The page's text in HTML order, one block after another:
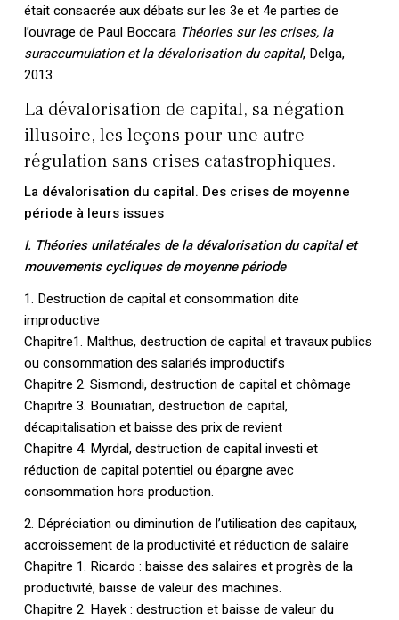
était consacrée aux débats sur les 3e et 4e parties de
l’ouvrage de Paul Boccara Théories sur les crises, la
suraccumulation et la dévalorisation du capital, Delga,
2013.
La dévalorisation de capital, sa négation
illusoire, les leçons pour une autre
régulation sans crises catastrophiques.
La dévalorisation du capital. Des crises de moyenne
période à leurs issues
I. Théories unilatérales de la dévalorisation du capital et
mouvements cycliques de moyenne période
1. Destruction de capital et consommation dite
improductive
Chapitre1. Malthus, destruction de capital et travaux publics
ou consommation des salariés improductifs
Chapitre 2. Sismondi, destruction de capital et chômage
Chapitre 3. Bouniatian, destruction de capital,
décapitalisation et baisse des prix de revient
Chapitre 4. Myrdal, destruction de capital investi et
réduction de capital potentiel ou épargne avec
consommation hors production.
2. Dépréciation ou diminution de l’utilisation des capitaux,
accroissement de la productivité et réduction de salaire
Chapitre 1. Ricardo : baisse des salaires et progrès de la
productivité, baisse de valeur des machines.
Chapitre 2. Hayek : destruction et baisse de valeur du